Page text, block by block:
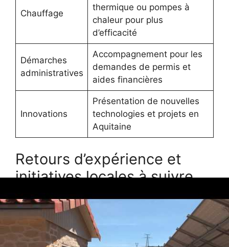
Chauffage
thermique ou pompes à
chaleur pour plus
d’efficacité
Démarches
administratives
Accompagnement pour les
demandes de permis et
aides financières
Innovations
Présentation de nouvelles
technologies et projets en
Aquitaine
Retours d’expérience et
initiatives locales à suivre
De nombreuses communes françaises profitent
déjà des bénéfices de l’énergie solaire, comme
Bordeaux qui a mis en place des projets
innovants grâce à des partenariats avec des